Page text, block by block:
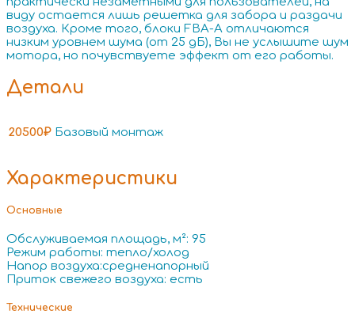
виду остается лишь решетка для забора и раздачи
воздуха. Кроме того, блоки FBA-A отличаются
низким уровнем шума (от 25 дБ), Вы не услышите шум
мотора, но почувствуете эффект от его работы.
Детали
20500₽ Базовый монтаж
Характеристики
Основные
Обслуживаемая площадь, м²: 95
Режим работы: тепло/холод
Напор воздуха:средненапорный
Приток свежего воздуха: есть
Технические